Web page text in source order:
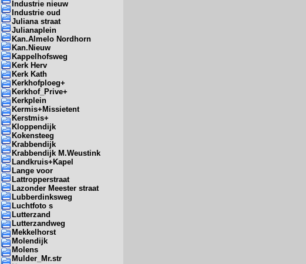
Industrie nieuw
Industrie oud
Juliana straat
Julianaplein
Kan.Almelo Nordhorn
Kan.Nieuw
Kappelhofsweg
Kerk Herv
Kerk Kath
Kerkhofploeg+
Kerkhof_Prive+
Kerkplein
Kermis+Missietent
Kerstmis+
Kloppendijk
Kokensteeg
Krabbendijk
Krabbendijk M.Weustink
Landkruis+Kapel
Lange voor
Lattropperstraat
Lazonder Meester straat
Lubberdinksweg
Luchtfoto s
Lutterzand
Lutterzandweg
Mekkelhorst
Molendijk
Molens
Mulder_Mr.str